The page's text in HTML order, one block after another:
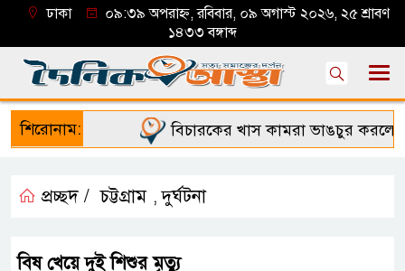
ঢাকা
০৯:৩৯ অপরাহ্ন, রবিবার, ০৯ অগাস্ট ২০২৬, ২৫ শ্রাবণ
১৪৩৩ বঙ্গাব্দ
শিরোনাম: বিচারকের খাস কামরা ভাঙচুর করলো
প্রচ্ছদ / চট্টগ্রাম ,দুর্ঘটনা
বিষ খেয়ে দুই শিশুর মৃত্যু